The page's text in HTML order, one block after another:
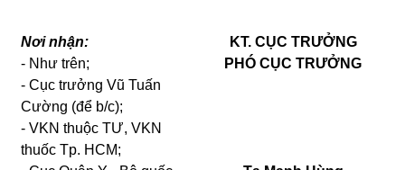
Nơi nhận:
- Như trên;
- Cục trưởng Vũ Tuấn
Cường (để b/c);
- VKN thuộc TƯ, VKN
thuốc Tp. HCM;
KT. CỤC TRƯỞNG
PHÓ CỤC TRƯỞNG